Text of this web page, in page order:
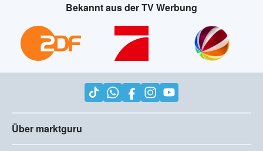
Bekannt aus der TV Werbung
Über marktguru